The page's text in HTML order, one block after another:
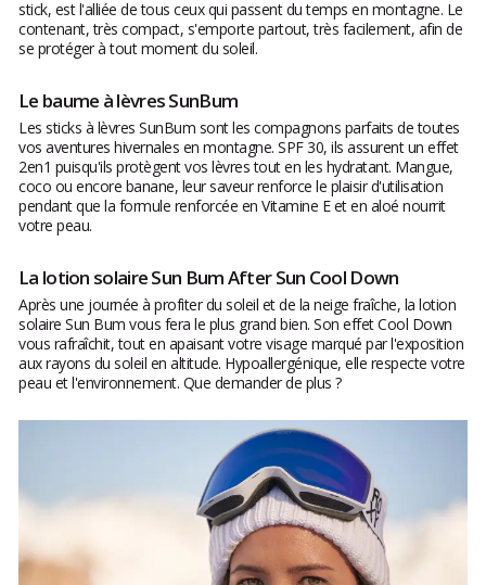
stick, est l'alliée de tous ceux qui passent du temps en montagne. Le
contenant, très compact, s'emporte partout, très facilement, afin de
se protéger à tout moment du soleil.
Le baume à lèvres SunBum
Les sticks à lèvres SunBum sont les compagnons parfaits de toutes
vos aventures hivernales en montagne. SPF 30, ils assurent un effet
2en1 puisqu'ils protègent vos lèvres tout en les hydratant. Mangue,
coco ou encore banane, leur saveur renforce le plaisir d'utilisation
pendant que la formule renforcée en Vitamine E et en aloé nourrit
votre peau.
La lotion solaire Sun Bum After Sun Cool Down
Après une journée à profiter du soleil et de la neige fraîche, la lotion
solaire Sun Bum vous fera le plus grand bien. Son effet Cool Down
vous rafraîchit, tout en apaisant votre visage marqué par l'exposition
aux rayons du soleil en altitude. Hypoallergénique, elle respecte votre
peau et l'environnement. Que demander de plus ?